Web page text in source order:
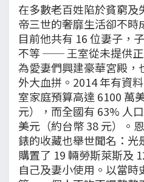
在多數老百姓陷於貧窮及
帝三世的奢靡生活卻不時
目前他共有 16 位妻子，
不等 ── 王室從未提供
為愛妻們興建豪華宮殿，
外大血拼。2014 年有資
室家庭預算高達 6100 萬
元），而全國有 63% 人
美元（約台幣 38 元）。
錶的收藏也舉世聞名：光
購置了 19 輛勞斯萊斯及
自己及妻小使用。以當